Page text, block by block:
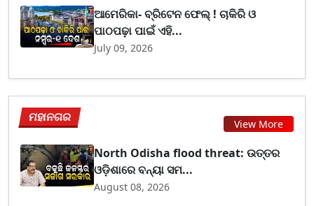
ଆମେରିକା- ବ୍ରିଟେନ ଫେଲ୍ ! ଚାକିରି ଓ
ପାଠପଢ଼ା ପାଇଁ ଏହି...
July 09, 2026
ମହାନଗର View More
North Odisha flood threat: ଉତ୍ତର
ଓଡ଼ିଶାରେ ବନ୍ୟା ସମ...
August 08, 2026